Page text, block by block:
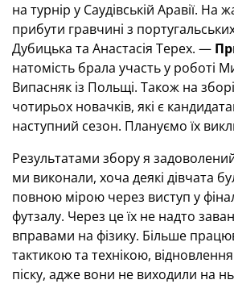
на турнір у Саудівській Аравії. На
прибути гравчині з
Дубицька та Анастасія Терех. —
натомість брала участь у роботі
Випасняк із Польщі. Також на
чотирьох новачків, які є
наступний сезон. Плануємо їх
Результатами збору я
ми виконали, хоча деякі дівчата
повною мірою через виступ у
футзалу. Через це їх не надто
вправами на фізику. Більше
тактикою та технікою,
піску, адже вони не виходили на